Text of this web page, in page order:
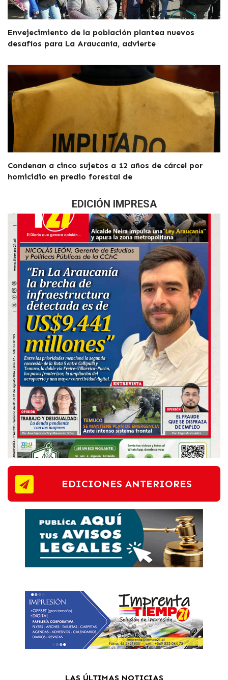
Envejecimiento de la población plantea nuevos
desafíos para La Araucanía, advierte
Condenan a cinco sujetos a 12 años de cárcel por
homicidio en predio forestal de
EDICIÓN IMPRESA
EDICIONES ANTERIORES
LAS ÚLTIMAS NOTICIAS